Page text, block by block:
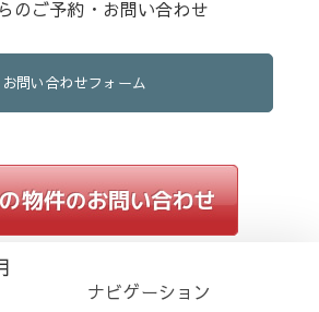
のご予約・お問い合わせ
お問い合わせフォーム
ナビゲーション